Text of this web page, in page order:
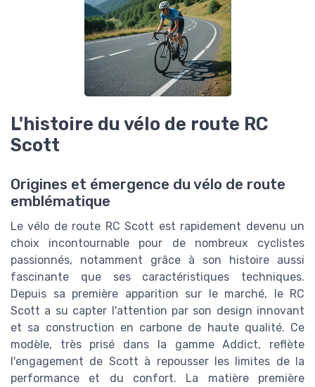
L'histoire du vélo de route RC
Scott
Origines et émergence du vélo de route
emblématique
Le vélo de route RC Scott est rapidement devenu un
choix incontournable pour de nombreux cyclistes
passionnés, notamment grâce à son histoire aussi
fascinante que ses caractéristiques techniques.
Depuis sa première apparition sur le marché, le RC
Scott a su capter l'attention par son design innovant
et sa construction en carbone de haute qualité. Ce
modèle, très prisé dans la gamme Addict, reflète
l'engagement de Scott à repousser les limites de la
performance et du confort. La matière première